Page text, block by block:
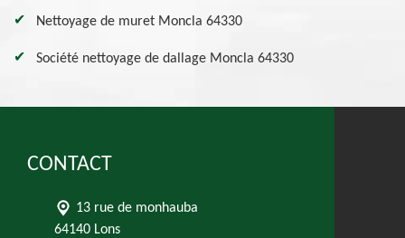
Nettoyage de muret Moncla 64330
Société nettoyage de dallage Moncla 64330
CONTACT
13 rue de monhauba
64140 Lons